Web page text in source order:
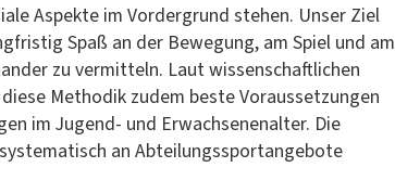
Aspek­te im Vorder­grund ste­hen. Unser Ziel
Spaß an der Bewe­gung, am Spiel und am
zu ver­mit­teln. Laut wis­senschaftlichen
Methodik zudem beste Voraus­set­zun­gen
im Jugend- und Erwach­se­nenal­ter. Die
an Abteilungss­portange­bote